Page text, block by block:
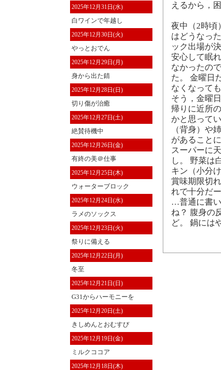
2025年12月31日(水)
白ワインで年越し
2025年12月30日(火)
やっとおでん
2025年12月29日(月)
身から出た錆
2025年12月28日(日)
切り傷が治癒
2025年12月27日(土)
絶賛待機中
2025年12月26日(金)
有終の美＠仕事
2025年12月25日(木)
ウォーターブロック
2025年12月24日(水)
ラメのソックス
2025年12月23日(火)
祭りに備える
2025年12月22日(月)
冬至
2025年12月21日(日)
G31からハーモニーを
2025年12月20日(土)
きしめんとおむすび
2025年12月19日(金)
ミルクココア
2025年12月18日(木)
えるから，
夜中（2時頃
はどうなっ
ック出場が
安心して眠
なかったの
た。 金曜日
なくなって
そう，金曜
帰りに近所
かと思って
（背身）や
があること
スーパーに
し。 野菜は
キン（小分
賞味期限切
れで十分だ
…普通に書
ね？ 腹身の
ど。 鍋には